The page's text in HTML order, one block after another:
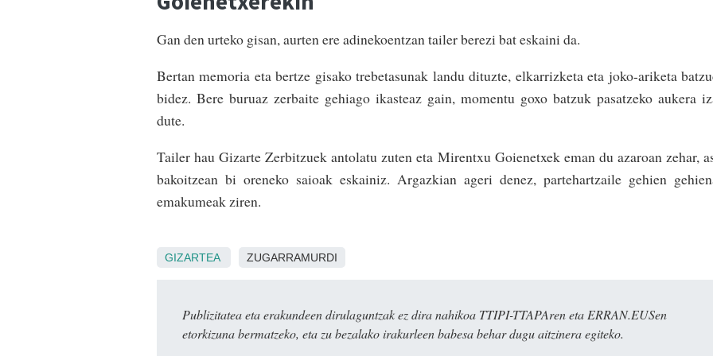
Gan den urteko gisan, aurten ere adinekoentzan tailer berezi bat eskaini da.
Bertan memoria eta bertze gisako trebetasunak landu dituzte, elkarrizketa eta joko-ariketa
bidez. Bere buruaz zerbaite gehiago ikasteaz gain, momentu goxo batzuk pasatzeko aukera
dute.
Tailer hau Gizarte Zerbitzuek antolatu zuten eta Mirentxu Goienetxek eman du azaroan zehar,
bakoi­tzean bi oreneko saioak eskainiz. Argazkian ageri denez, partehartzaile gehien
emakumeak ziren.
GIZARTEA ZUGARRAMURDI
Publizitatea eta erakundeen dirulaguntzak ez dira nahikoa TTIPI-TTAPAren eta ERRAN.EUSen
etorkizuna bermatzeko, eta zu bezalako irakurleen babesa behar dugu aitzinera egiteko.